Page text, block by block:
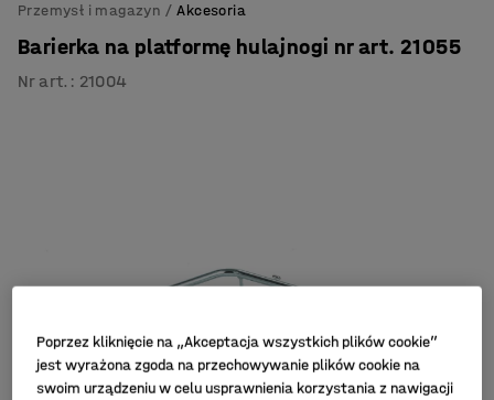
Przemysł i magazyn Akcesoria
Barierka na platformę hulajnogi nr art. 21055
Nr art. : 21004
Poprzez kliknięcie na „Akceptacja wszystkich plików cookie”
jest wyrażona zgoda na przechowywanie plików cookie na
swoim urządzeniu w celu usprawnienia korzystania z nawigacji